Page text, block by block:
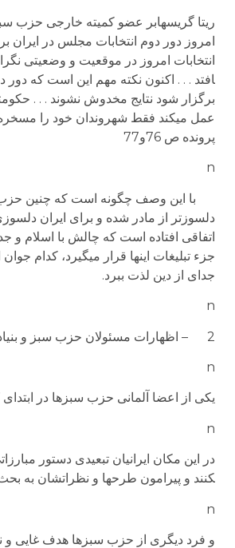
ریتا گریس­هابر عضو کمیته خارجی حزب
امروز دور دوم انتخابات مجلس در ایران
افتد . . . اکنون نکته مهم این است که دور
برگزار شود نتایج مخدوش نشوند . . .
پرونده ص 76و77
n
با این وصف چگونه است که چنین حزب
دلسوزتر از مادر شده و برای ایران
اتفاقی افتاده است که چالش با اسلام و
جزء تبلیغات اینها قرار می­گیرد، کدام جوان
جدای از دین لذت ببرد.
n
2 – اظهارات مسئولان حزب سبز و بنیادهانریش بل
n
یکی از اعضا آلمانی حزب سبزها در
n
کنند و پیرامون طرح­ها و نظراتشان به
n
و فرد دیگری از حزب سبزها هدف غایی و